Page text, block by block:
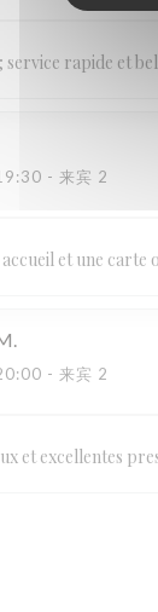
service rapide et
- 来宾 2
et une carte
- 来宾 2
et excellentes